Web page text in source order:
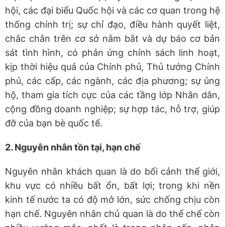
hội, các đại biểu Quốc hội và các cơ quan trong hệ
thống chính trị; sự chỉ đạo, điều hành quyết liệt,
chắc chắn trên cơ sở nắm bắt và dự báo cơ bản
sát tình hình, có phản ứng chính sách linh hoạt,
kịp thời hiệu quả của Chính phủ, Thủ tướng Chính
phủ, các cấp, các ngành, các địa phương; sự ủng
hộ, tham gia tích cực của các tầng lớp Nhân dân,
cộng đồng doanh nghiệp; sự hợp tác, hỗ trợ, giúp
đỡ của bạn bè quốc tế.
2. Nguyên nhân tồn tại, hạn chế
Nguyên nhân khách quan là do bối cảnh thế giới,
khu vực có nhiều bất ổn, bất lợi; trong khi nền
kinh tế nước ta có độ mở lớn, sức chống chịu còn
hạn chế. Nguyên nhân chủ quan là do thể chế còn